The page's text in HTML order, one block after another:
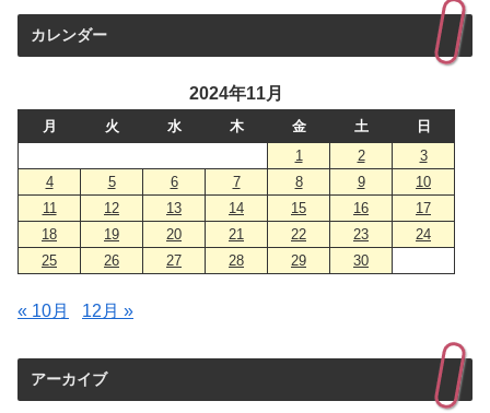
カレンダー
2024年11月
月 火 水 木 金 土
日
1
2
3
4
5 6 7 8 9
10
11
12 13 14 15 16
17
18
19 20 21 22 23
24
25
26 27 28 29 30
« 10月 12月 »
アーカイブ